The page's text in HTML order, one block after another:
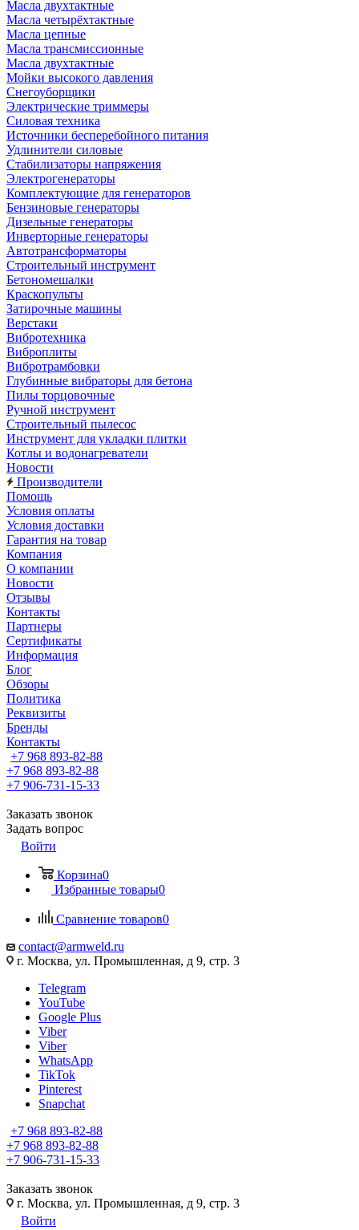
Масла двухтактные
Масла четырёхтактные
Масла цепные
Масла трансмиссионные
Масла двухтактные
Мойки высокого давления
Снегоуборщики
Электрические триммеры
Силовая техника
Источники бесперебойного питания
Удлинители силовые
Стабилизаторы напряжения
Электрогенераторы
Комплектующие для генераторов
Бензиновые генераторы
Дизельные генераторы
Инверторные генераторы
Автотрансформаторы
Строительный инструмент
Бетономешалки
Краскопульты
Затирочные машины
Верстаки
Вибротехника
Виброплиты
Вибротрамбовки
Глубинные вибраторы для бетона
Пилы торцовочные
Ручной инструмент
Строительный пылесос
Инструмент для укладки плитки
Котлы и водонагреватели
Новости
Производители
Помощь
Условия оплаты
Условия доставки
Гарантия на товар
Компания
О компании
Новости
Отзывы
Контакты
Партнеры
Сертификаты
Информация
Блог
Обзоры
Политика
Реквизиты
Бренды
Контакты
+7 968 893-82-88
+7 968 893-82-88
+7 906-731-15-33
Заказать звонок
Задать вопрос
Войти
Корзина0
Избранные товары0
Сравнение товаров0
contact@armweld.ru
г. Москва, ул. Промышленная, д 9, стр. 3
Telegram
YouTube
Google Plus
Viber
Viber
WhatsApp
TikTok
Pinterest
Snapchat
+7 968 893-82-88
+7 968 893-82-88
+7 906-731-15-33
Заказать звонок
г. Москва, ул. Промышленная, д 9, стр. 3
Войти